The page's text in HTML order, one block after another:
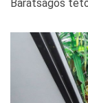
Barátságos